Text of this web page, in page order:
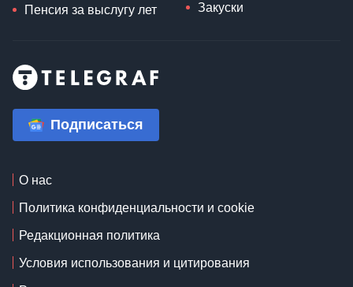
Пенсия за выслугу лет Закуски
Подписаться
О нас
Политика конфиденциальности и cookie
Редакционная политика
Условия использования и цитирования